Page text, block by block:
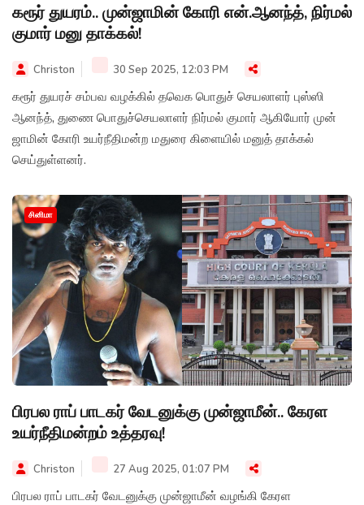
கரூர் துயரம்.. முன்ஜாமின் கோரி என்.ஆனந்த், நிர்மல்
குமார் மனு தாக்கல்!
Christon 30 Sep 2025, 12:03 PM
கரூர் துயரச் சம்பவ வழக்கில் தவெக பொதுச் செயலாளர் புஸ்ஸி
ஆனந்த், துணை பொதுச்செயலாளர் நிர்மல் குமார் ஆகியோர் முன்
ஜாமின் கோரி உயர்நீதிமன்ற மதுரை கிளையில் மனுத் தாக்கல்
செய்துள்ளனர்.
சினிமா
பிரபல ராப் பாடகர் வேடனுக்கு முன்ஜாமீன்.. கேரள
உயர்நீதிமன்றம் உத்தரவு!
Christon 27 Aug 2025, 01:07 PM
பிரபல ராப் பாடகர் வேடனுக்கு முன்ஜாமீன் வழங்கி கேரள